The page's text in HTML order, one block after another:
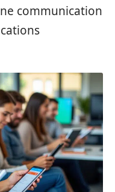
communication